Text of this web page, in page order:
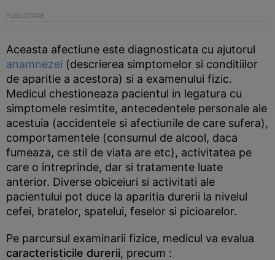
Aceasta afectiune este diagnosticata cu ajutorul
anamnezei (descrierea simptomelor si conditiilor
de aparitie a acestora) si a examenului fizic.
Medicul chestioneaza pacientul in legatura cu
simptomele resimtite, antecedentele personale ale
acestuia (accidentele si afectiunile de care sufera),
comportamentele (consumul de alcool, daca
fumeaza, ce stil de viata are etc), activitatea pe
care o intreprinde, dar si tratamente luate
anterior. Diverse obiceiuri si activitati ale
pacientului pot duce la aparitia durerii la nivelul
cefei, bratelor, spatelui, feselor si picioarelor.
Pe parcursul examinarii fizice, medicul va evalua
caracteristicile durerii, precum :